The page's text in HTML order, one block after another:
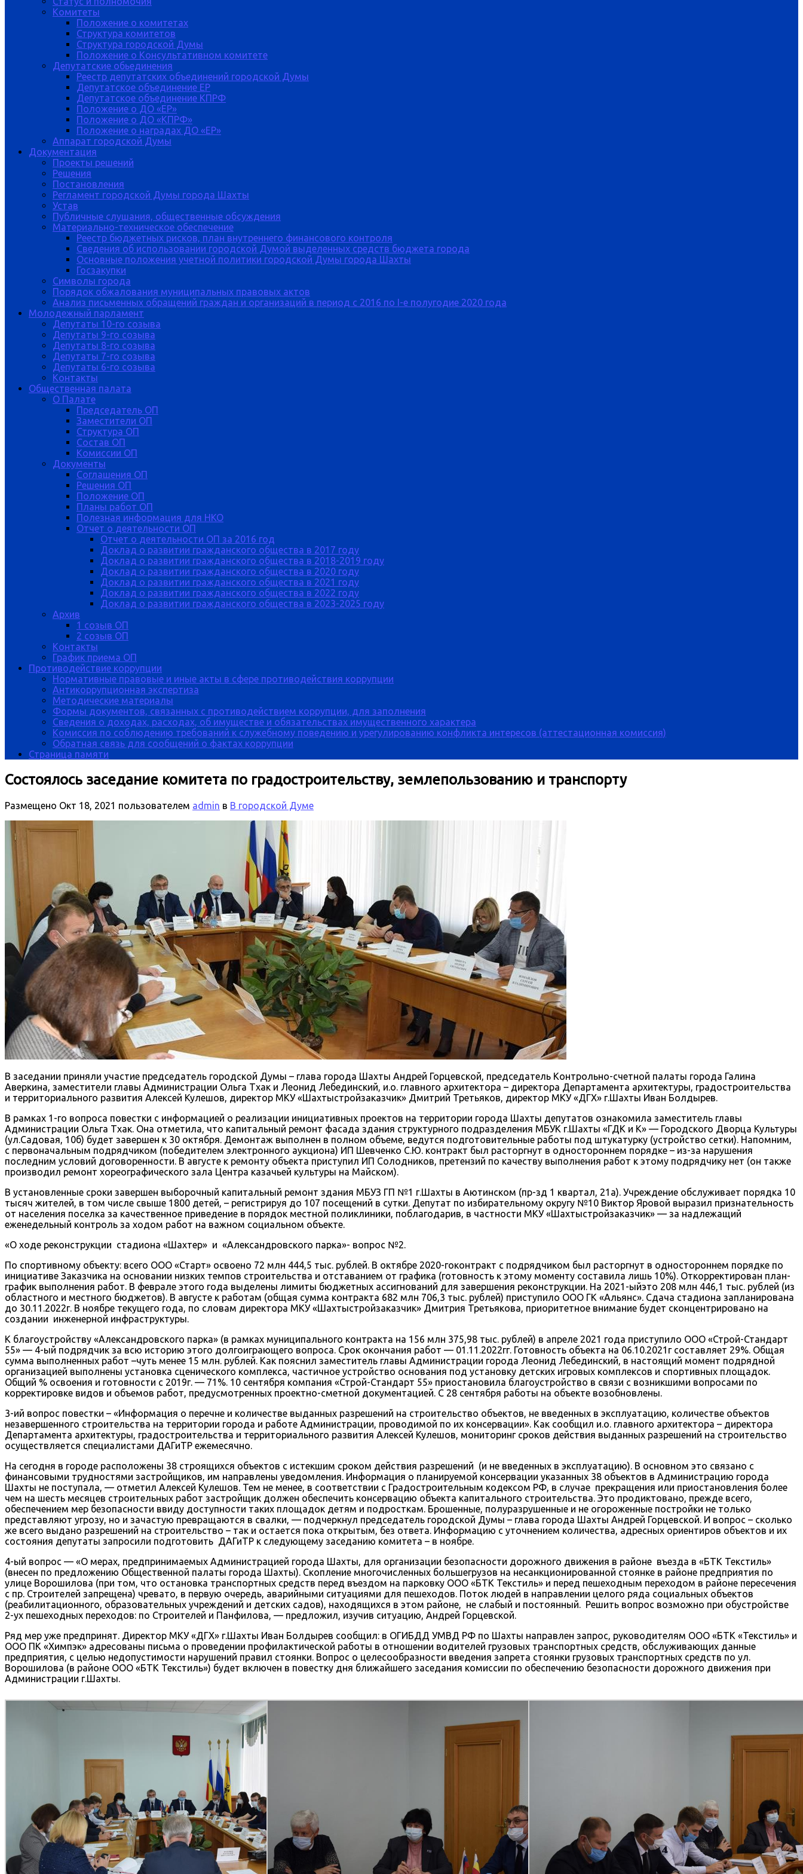
Комитеты
Положение о комитетах
Структура комитетов
Структура городской Думы
Положение о Консультативном комитете
Депутатские обьединения
Реестр депутатских объединений городской Думы
Депутатское объединение ЕР
Депутатское объединение КПРФ
Положение о ДО «ЕР»
Положение о ДО «КПРФ»
Положение о наградах ДО «ЕР»
Аппарат городской Думы
Документация
Проекты решений
Решения
Постановления
Регламент городской Думы города Шахты
Устав
Публичные слушания, общественные обсуждения
Материально-техническое обеспечение
Реестр бюджетных рисков, план внутреннего финансового контроля
Сведения об использовании городской Думой выделенных средств бюджета города
Основные положения учетной политики городской Думы города Шахты
Госзакупки
Символы города
Порядок обжалования муниципальных правовых актов
Анализ письменных обращений граждан и организаций в период с 2016 по I-е полугодие 2020 года
Молодежный парламент
Депутаты 10-го созыва
Депутаты 9-го созыва
Депутаты 8-го созыва
Депутаты 7-го созыва
Депутаты 6-го созыва
Контакты
Общественная палата
О Палате
Председатель ОП
Заместители ОП
Структура ОП
Состав ОП
Комиссии ОП
Документы
Соглашения ОП
Решения ОП
Положение ОП
Планы работ ОП
Полезная информация для НКО
Отчет о деятельности ОП
Отчет о деятельности ОП за 2016 год
Доклад о развитии гражданского общества в 2017 году
Доклад о развитии гражданского общества в 2018-2019 году
Доклад о развитии гражданского общества в 2020 году
Доклад о развитии гражданского общества в 2021 году
Доклад о развитии гражданского общества в 2022 году
Доклад о развитии гражданского общества в 2023-2025 году
Архив
1 созыв ОП
2 созыв ОП
Контакты
График приема ОП
Противодействие коррупции
Нормативные правовые и иные акты в сфере противодействия коррупции
Антикоррупционная экспертиза
Методические материалы
Формы документов, связанных с противодействием коррупции, для заполнения
Сведения о доходах, расходах, об имуществе и обязательствах имущественного характера
Комиссия по соблюдению требований к служебному поведению и урегулированию конфликта интересов (аттестационная комиссия)
Обратная связь для сообщений о фактах коррупции
Страница памяти
Состоялось заседание комитета по градостроительству, землепользованию и транспорту
Размещено Окт 18, 2021 пользователем admin в В городской Думе
В заседании приняли участие председатель городской Думы – глава города Шахты Андрей Горцевской, председатель Контрольно-счетной палаты города Галина
Аверкина, заместители главы Администрации Ольга Тхак и Леонид Лебединский, и.о. главного архитектора – директора Департамента архитектуры, градостроительства
и территориального развития Алексей Кулешов, директор МКУ «Шахтыстройзаказчик» Дмитрий Третьяков, директор МКУ «ДГХ» г.Шахты Иван Болдырев.
В рамках 1-го вопроса повестки с информацией о реализации инициативных проектов на территории города Шахты депутатов ознакомила заместитель главы
Администрации Ольга Тхак. Она отметила, что капитальный ремонт фасада здания структурного подразделения МБУК г.Шахты «ГДК и К» — Городского Дворца Культуры
(ул.Садовая, 10б) будет завершен к 30 октября. Демонтаж выполнен в полном объеме, ведутся подготовительные работы под штукатурку (устройство сетки). Напомним,
с первоначальным подрядчиком (победителем электронного аукциона) ИП Шевченко С.Ю. контракт был расторгнут в одностороннем порядке – из-за нарушения
последним условий договоренности. В августе к ремонту объекта приступил ИП Солодников, претензий по качеству выполнения работ к этому подрядчику нет (он также
производил ремонт хореографического зала Центра казачьей культуры на Майском).
В установленные сроки завершен выборочный капитальный ремонт здания МБУЗ ГП №1 г.Шахты в Аютинском (пр-зд 1 квартал, 21а). Учреждение обслуживает порядка 10
тысяч жителей, в том числе свыше 1800 детей, – регистрируя до 107 посещений в сутки. Депутат по избирательному округу №10 Виктор Яровой выразил признательность
от населения поселка за качественное приведение в порядок местной поликлиники, поблагодарив, в частности МКУ «Шахтыстройзаказчик» — за надлежащий
еженедельный контроль за ходом работ на важном социальном объекте.
«О ходе реконструкции стадиона «Шахтер» и «Александровского парка»- вопрос №2.
По спортивному объекту: всего ООО «Старт» освоено 72 млн 444,5 тыс. рублей. В октябре 2020-гоконтракт с подрядчиком был расторгнут в одностороннем порядке по
инициативе Заказчика на основании низких темпов строительства и отставанием от графика (готовность к этому моменту составила лишь 10%). Откорректирован план-
график выполнения работ. В феврале этого года выделены лимиты бюджетных ассигнований для завершения реконструкции. На 2021-ыйэто 208 млн 446,1 тыс. рублей (из
областного и местного бюджетов). В августе к работам (общая сумма контракта 682 млн 706,3 тыс. рублей) приступило ООО ГК «Альянс». Сдача стадиона запланирована
до 30.11.2022г. В ноябре текущего года, по словам директора МКУ «Шахтыстройзаказчик» Дмитрия Третьякова, приоритетное внимание будет сконцентрировано на
создании инженерной инфраструктуры.
К благоустройству «Александровского парка» (в рамках муниципального контракта на 156 млн 375,98 тыс. рублей) в апреле 2021 года приступило ООО «Строй-Стандарт
55» — 4-ый подрядчик за всю историю этого долгоиграющего вопроса. Срок окончания работ — 01.11.2022гг. Готовность объекта на 06.10.2021г составляет 29%. Общая
сумма выполненных работ –чуть менее 15 млн. рублей. Как пояснил заместитель главы Администрации города Леонид Лебединский, в настоящий момент подрядной
организацией выполнены установка сценического комплекса, частичное устройство основания под установку детских игровых комплексов и спортивных площадок.
Общий % освоения и готовности с 2019г. — 71%. 10 сентября компания «Строй-Стандарт 55» приостановила благоустройство в связи с возникшими вопросами по
корректировке видов и объемов работ, предусмотренных проектно-сметной документацией. С 28 сентября работы на объекте возобновлены.
3-ий вопрос повестки – «Информация о перечне и количестве выданных разрешений на строительство объектов, не введенных в эксплуатацию, количестве объектов
незавершенного строительства на территории города и работе Администрации, проводимой по их консервации». Как сообщил и.о. главного архитектора – директора
Департамента архитектуры, градостроительства и территориального развития Алексей Кулешов, мониторинг сроков действия выданных разрешений на строительство
осуществляется специалистами ДАГиТР ежемесячно.
На сегодня в городе расположены 38 строящихся объектов с истекшим сроком действия разрешений (и не введенных в эксплуатацию). В основном это связано с
финансовыми трудностями застройщиков, им направлены уведомления. Информация о планируемой консервации указанных 38 объектов в Администрацию города
Шахты не поступала, — отметил Алексей Кулешов. Тем не менее, в соответствии с Градостроительным кодексом РФ, в случае прекращения или приостановления более
чем на шесть месяцев строительных работ застройщик должен обеспечить консервацию объекта капитального строительства. Это продиктовано, прежде всего,
обеспечением мер безопасности ввиду доступности таких площадок детям и подросткам. Брошенные, полуразрушенные и не огороженные постройки не только
представляют угрозу, но и зачастую превращаются в свалки, — подчеркнул председатель городской Думы – глава города Шахты Андрей Горцевской. И вопрос – сколько
же всего выдано разрешений на строительство – так и остается пока открытым, без ответа. Информацию с уточнением количества, адресных ориентиров объектов и их
состояния депутаты запросили подготовить ДАГиТР к следующему заседанию комитета – в ноябре.
4-ый вопрос — «О мерах, предпринимаемых Администрацией города Шахты, для организации безопасности дорожного движения в районе въезда в «БТК Текстиль»
(внесен по предложению Общественной палаты города Шахты). Скопление многочисленных большегрузов на несанкционированной стоянке в районе предприятия по
улице Ворошилова (при том, что остановка транспортных средств перед въездом на парковку ООО «БТК Текстиль» и перед пешеходным переходом в районе пересечения
с пр. Строителей запрещена) чревато, в первую очередь, аварийными ситуациями для пешеходов. Поток людей в направлении целого ряда социальных объектов
(реабилитационного, образовательных учреждений и детских садов), находящихся в этом районе, не слабый и постоянный. Решить вопрос возможно при обустройстве
2-ух пешеходных переходов: по Строителей и Панфилова, — предложил, изучив ситуацию, Андрей Горцевской.
Ряд мер уже предпринят. Директор МКУ «ДГХ» г.Шахты Иван Болдырев сообщил: в ОГИБДД УМВД РФ по Шахты направлен запрос, руководителям ООО «БТК «Текстиль» и
ООО ПК «Химпэк» адресованы письма о проведении профилактической работы в отношении водителей грузовых транспортных средств, обслуживающих данные
предприятия, с целью недопустимости нарушений правил стоянки. Вопрос о целесообразности введения запрета стоянки грузовых транспортных средств по ул.
Ворошилова (в районе ООО «БТК Текстиль») будет включен в повестку дня ближайшего заседания комиссии по обеспечению безопасности дорожного движения при
Администрации г.Шахты.